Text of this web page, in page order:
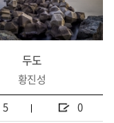
두도
황진성
5
0